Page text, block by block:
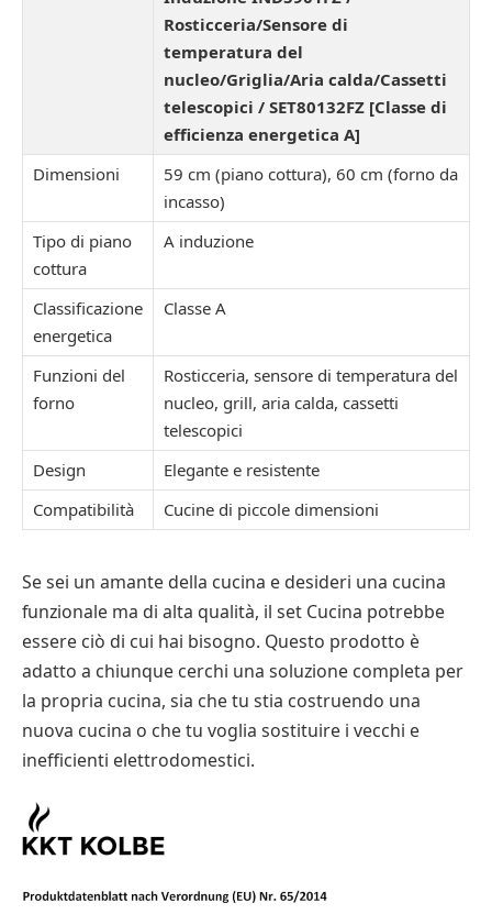
Rosticceria/Sensore di
temperatura del
nucleo/Griglia/Aria calda/Cassetti
telescopici / SET80132FZ [Classe di
efficienza energetica A]
Dimensioni
59 cm (piano cottura), 60 cm (forno da
incasso)
Tipo di piano
cottura
A induzione
Classificazione
energetica
Classe A
Funzioni del
forno
Rosticceria, sensore di temperatura del
nucleo, grill, aria calda, cassetti
telescopici
Design
Elegante e resistente
Compatibilità
Cucine di piccole dimensioni
Se sei un amante della cucina e desideri una cucina
funzionale ma di alta qualità, il set Cucina potrebbe
essere ciò di cui hai bisogno. Questo prodotto è
adatto a chiunque cerchi una soluzione completa per
la propria cucina, sia che tu stia costruendo una
nuova cucina o che tu voglia sostituire i vecchi e
inefficienti elettrodomestici.